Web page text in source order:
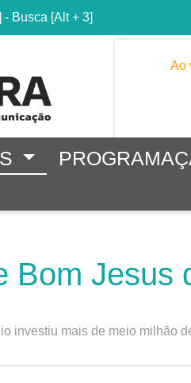
- Busca [Alt + 3]
Ao
Bom Jesus
investiu mais de meio milhão